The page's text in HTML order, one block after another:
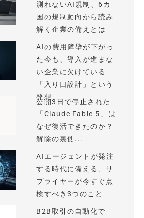
測れないAI規制、6カ
国の規制動向から読み
解く企業の備えとは
AIの費用障壁が下がっ
た今も、導入が進まな
い企業に欠けている
「入り口設計」という
発想
公開3日で停止された
「Claude Fable 5」は
なぜ復活できたのか？
解除の裏側...
AIエージェントが発注
する時代に備える、サ
プライヤーが今すぐ点
検すべき3つのこと
B2B取引の自動化で